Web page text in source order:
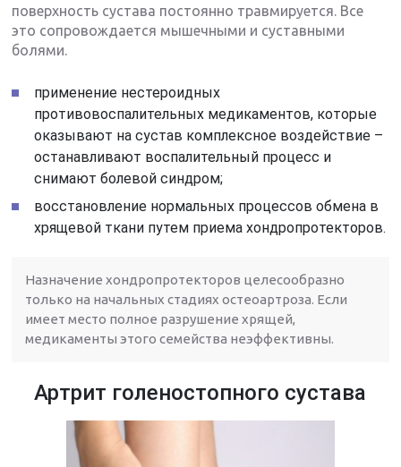
поверхность сустава постоянно травмируется. Все
это сопровождается мышечными и суставными
болями.
применение нестероидных
противовоспалительных медикаментов, которые
оказывают на сустав комплексное воздействие –
останавливают воспалительный процесс и
снимают болевой синдром;
восстановление нормальных процессов обмена в
хрящевой ткани путем приема хондропротекторов.
Назначение хондропротекторов целесообразно
только на начальных стадиях остеоартроза. Если
имеет место полное разрушение хрящей,
медикаменты этого семейства неэффективны.
Артрит голеностопного сустава